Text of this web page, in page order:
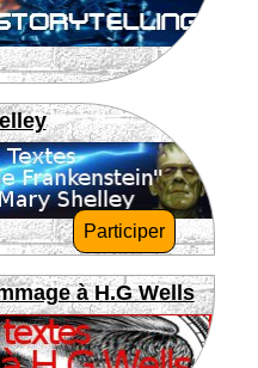
Participer
à H.G Wells